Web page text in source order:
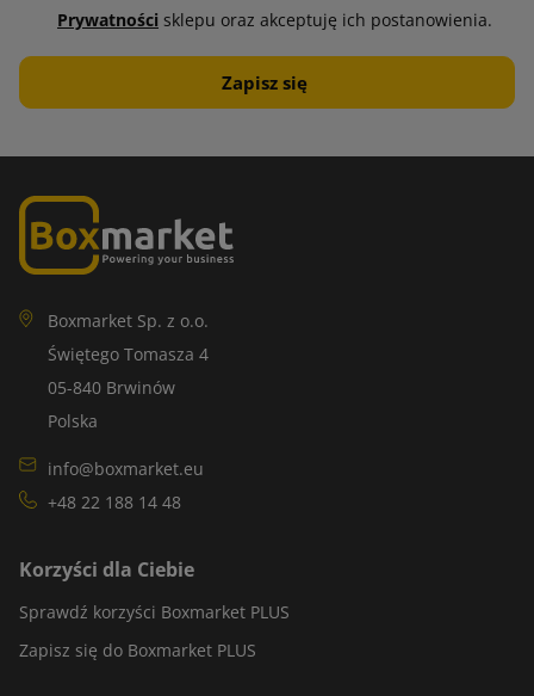
Prywatności sklepu oraz akceptuję ich postanowienia.
Boxmarket Sp. z o.o.
Świętego Tomasza 4
05-840 Brwinów
Polska
info@boxmarket.eu
+48 22 188 14 48
Korzyści dla Ciebie
Sprawdź korzyści Boxmarket PLUS
Zapisz się do Boxmarket PLUS